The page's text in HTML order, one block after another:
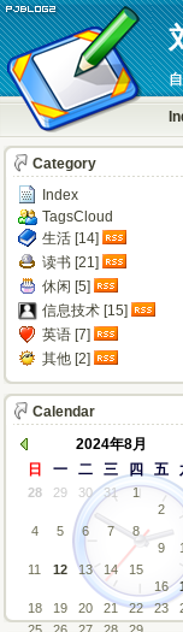
Category
Index
TagsCloud
生活 [14]
读书 [21]
休闲 [5]
信息技术 [15]
英语 [7]
其他 [2]
Calendar
2024年8月
日
一 二 三 四 五
28 29 30 31
1
2
4
5 6 7
8
9
11
12 13 14
15
16
18
19 20 21 22 23